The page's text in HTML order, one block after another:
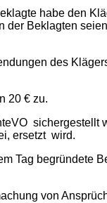
habe den
der Beklagten
des
20 € zu.
sichergestellt
ersetzt wird.
Tag begründete
von